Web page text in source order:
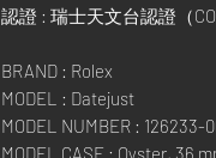
認證 : 瑞士天文台認證（
BRAND : Rolex
MODEL : Datejust
MODEL NUMBER : 126233-
MODEL CASE : Oyster, 36